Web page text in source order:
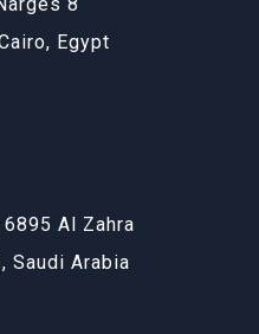
Egypt
Al Zahra
Saudi Arabia